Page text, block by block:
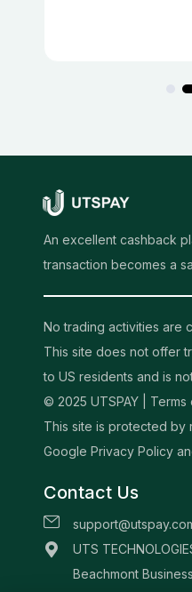
An excellent cashback
transaction becomes a
No trading activities are
This site does not offer
to US residents and is
© 2025 UTSPAY | Terms
This site is protected by
Google Privacy Policy
Contact Us
UTS
Beachmont